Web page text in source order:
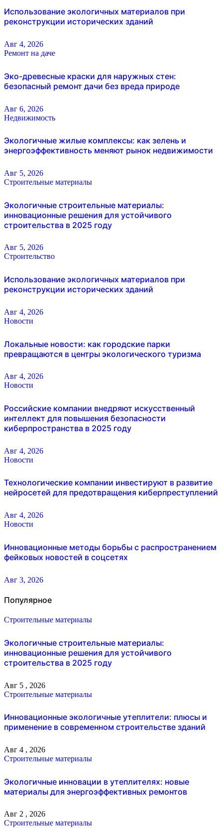
Использование экологичных материалов при
реконструкции исторических зданий
Авг 4, 2026
Ремонт на даче
Эко-древесные краски для наружных стен:
безопасный ремонт дачи без вреда природе
Авг 6, 2026
Недвижимость
Экологичные жилые комплексы: как зелень и
энергоэффективность меняют рынок недвижимости
Авг 5, 2026
Строительные материалы
Экологичные строительные материалы:
инновационные решения для устойчивого
строительства в 2025 году
Авг 5, 2026
Строительство
Использование экологичных материалов при
реконструкции исторических зданий
Авг 4, 2026
Новости
Локальные новости: как городские парки
превращаются в центры экологического туризма
Авг 4, 2026
Новости
Российские компании внедряют искусственный
интеллект для повышения безопасности
киберпространства в 2025 году
Авг 4, 2026
Новости
Технологические компании инвестируют в развитие
нейросетей для предотвращения киберпреступлений
Авг 4, 2026
Новости
Инновационные методы борьбы с распространением
фейковых новостей в соцсетях
Авг 3, 2026
Популярное
Строительные материалы
Экологичные строительные материалы:
инновационные решения для устойчивого
строительства в 2025 году
Авг 5 , 2026
Строительные материалы
Инновационные экологичные утеплители: плюсы и
применение в современном строительстве зданий
Авг 4 , 2026
Строительные материалы
Экологичные инновации в утеплителях: новые
материалы для энергоэффективных ремонтов
Авг 2 , 2026
Строительные материалы